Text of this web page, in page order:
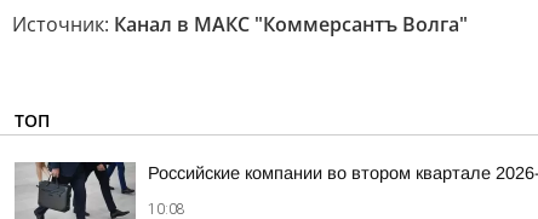
Источник: Канал в МАКС "Коммерсантъ Волга"
ТОП
Российские компании во втором квартале
10:08